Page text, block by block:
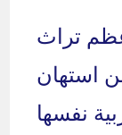
تراث
استهان
نفسها